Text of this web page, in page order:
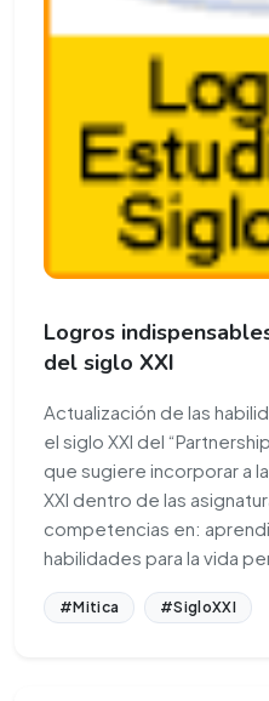
Logros
del siglo XXI
Actualización de las
el siglo XXI del
que sugiere incorporar a
XXI dentro de las
competencias en:
habilidades para la vida
#Mitica #SigloXXI